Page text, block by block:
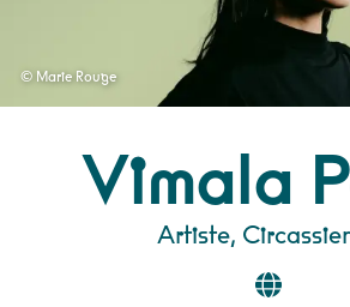
© Marie Rouge
Vimala
Artiste,